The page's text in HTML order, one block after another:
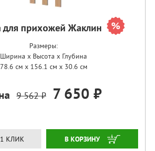
для прихожей Жаклин
Размеры:
Ширина x Высота x Глубина
78.6 см x 156.1 см x 30.6 см
9 562 ₽ 7 650 ₽
КЛИК ЗАКАЗАТЬ